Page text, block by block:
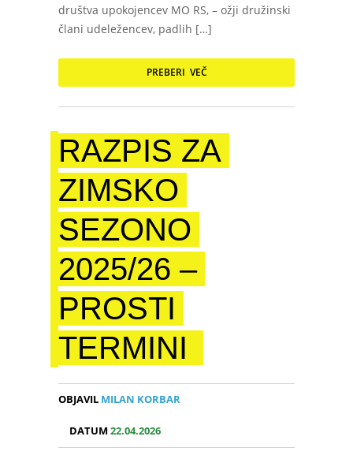
društva upokojencev MO RS, – ožji družinski
člani udeležencev, padlih […]
PREBERI VEČ
RAZPIS ZA
ZIMSKO
SEZONO
2025/26 –
PROSTI
TERMINI
OBJAVIL MILAN KORBAR
DATUM22.04.2026